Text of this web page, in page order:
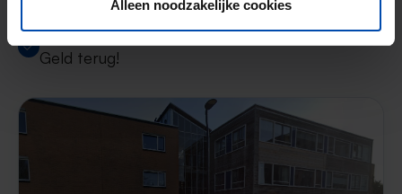
Alleen noodzakelijke cookies
100% tevredenheidsgarantie. Niet tevreden?
Geld terug!